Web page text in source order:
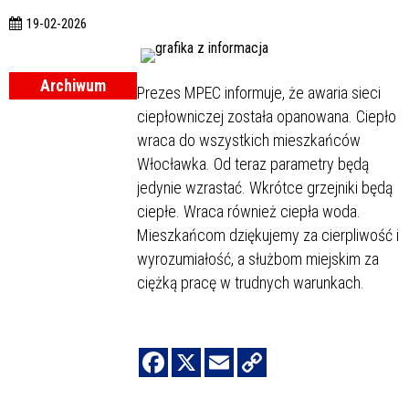
19-02-2026
Archiwum
Prezes MPEC informuje, że awaria sieci
ciepłowniczej została opanowana. Ciepło
wraca do wszystkich mieszkańców
Włocławka. Od teraz parametry będą
jedynie wzrastać. Wkrótce grzejniki będą
ciepłe. Wraca również ciepła woda.
Mieszkańcom dziękujemy za cierpliwość i
wyrozumiałość, a służbom miejskim za
ciężką pracę w trudnych warunkach.